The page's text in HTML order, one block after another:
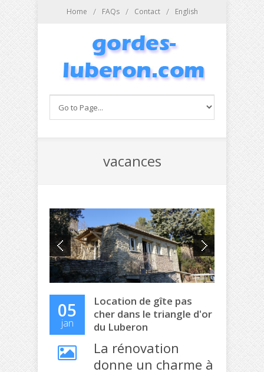
Aller au contenu principal
Home / FAQs / Contact / English
vacances
05
jan
Location de gîte pas
cher dans le triangle d'or
du Luberon
La rénovation
donne un charme à